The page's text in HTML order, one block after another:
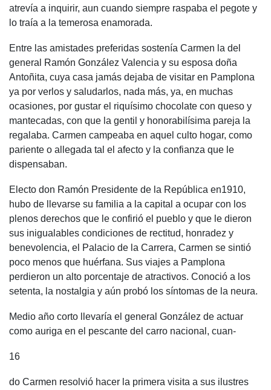
atrevía a inquirir, aun cuando siempre raspaba el pegote y
lo traía a la temerosa enamorada.
Entre las amistades preferidas sostenía Carmen la del
general Ramón González Valencia y su esposa doña
Antoñita, cuya casa jamás dejaba de visitar en Pamplona
ya por verlos y saludarlos, nada más, ya, en muchas
ocasiones, por gustar el riquísimo chocolate con queso y
mantecadas, con que la gentil y honorabilísima pareja la
regalaba. Carmen campeaba en aquel culto hogar, como
pariente o allegada tal el afecto y la confianza que le
dispensaban.
Electo don Ramón Presidente de la República en1910,
hubo de llevarse su familia a la capital a ocupar con los
plenos derechos que le confirió el pueblo y que le dieron
sus inigualables condiciones de rectitud, honradez y
benevolencia, el Palacio de la Carrera, Carmen se sintió
poco menos que huérfana. Sus viajes a Pamplona
perdieron un alto porcentaje de atractivos. Conoció a los
setenta, la nostalgia y aún probó los síntomas de la neura.
Medio año corto llevaría el general González de actuar
como auriga en el pescante del carro nacional, cuan-
16
do Carmen resolvió hacer la primera visita a sus ilustres